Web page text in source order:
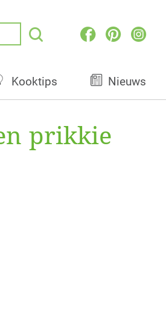
Kooktips Nieuws
prikkie